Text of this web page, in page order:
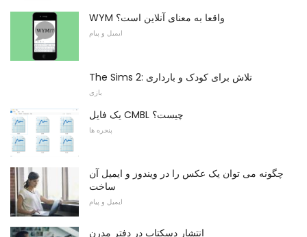
WYM واقعا به معنای آنلاین است؟
ایمیل و پیام
The Sims 2: تلاش برای کودک و بارداری
بازی
یک فایل CMBL چیست؟
پنجره ها
چگونه می توان یک عکس را در ویندوز و ایمیل آن
ساخت
ایمیل و پیام
انتشار دسکتاپ در دفتر مدرن